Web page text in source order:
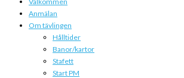
Anmälan
Om tävlingen
Hålltider
Banor/kartor
Stafett
Start PM